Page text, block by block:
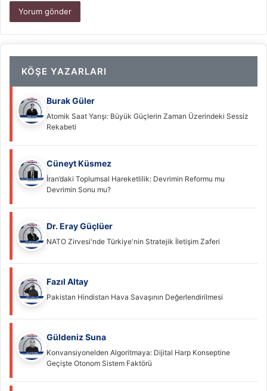
KÖŞE YAZARLARI
Burak Güler
Atomik Saat Yarışı: Büyük Güçlerin Zaman Üzerindeki Sessiz
Rekabeti
Cüneyt Küsmez
İran’daki Toplumsal Hareketlilik: Devrimin Reformu mu
Devrimin Sonu mu?
Dr. Eray Güçlüer
NATO Zirvesi'nde Türkiye'nin Stratejik İletişim Zaferi
Fazıl Altay
Pakistan Hindistan Hava Savaşının Değerlendirilmesi
Güldeniz Suna
Konvansiyonelden Algoritmaya: Dijital Harp Konseptine
Geçişte Otonom Sistem Faktörü